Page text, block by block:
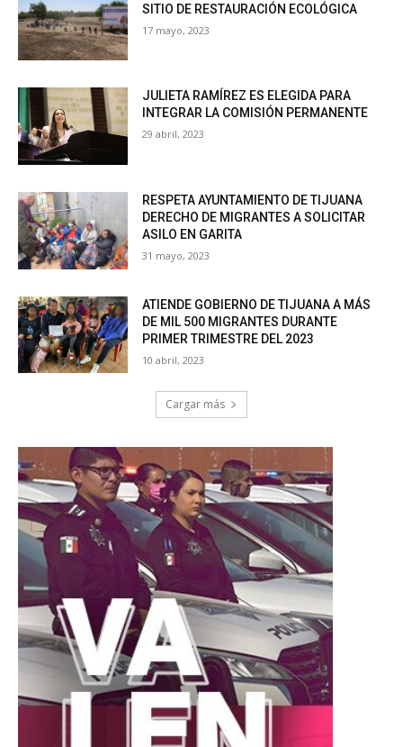
SITIO DE RESTAURACIÓN ECOLÓGICA
17 mayo, 2023
JULIETA RAMÍREZ ES ELEGIDA PARA
INTEGRAR LA COMISIÓN PERMANENTE
29 abril, 2023
RESPETA AYUNTAMIENTO DE TIJUANA
DERECHO DE MIGRANTES A SOLICITAR
ASILO EN GARITA
31 mayo, 2023
ATIENDE GOBIERNO DE TIJUANA A MÁS
DE MIL 500 MIGRANTES DURANTE
PRIMER TRIMESTRE DEL 2023
10 abril, 2023
Cargar más